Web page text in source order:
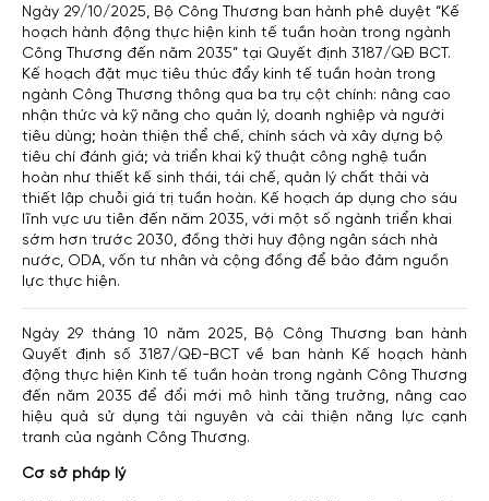
Ngày 29/10/2025, Bộ Công Thương ban hành phê duyệt “Kế
hoạch hành động thực hiện kinh tế tuần hoàn trong ngành
Công Thương đến năm 2035” tại Quyết định 3187/QĐ BCT.
Kế hoạch đặt mục tiêu thúc đẩy kinh tế tuần hoàn trong
ngành Công Thương thông qua ba trụ cột chính: nâng cao
nhận thức và kỹ năng cho quản lý, doanh nghiệp và người
tiêu dùng; hoàn thiện thể chế, chính sách và xây dựng bộ
tiêu chí đánh giá; và triển khai kỹ thuật công nghệ tuần
hoàn như thiết kế sinh thái, tái chế, quản lý chất thải và
thiết lập chuỗi giá trị tuần hoàn. Kế hoạch áp dụng cho sáu
lĩnh vực ưu tiên đến năm 2035, với một số ngành triển khai
sớm hơn trước 2030, đồng thời huy động ngân sách nhà
nước, ODA, vốn tư nhân và cộng đồng để bảo đảm nguồn
lực thực hiện.
Ngày 29 tháng 10 năm 2025, Bộ Công Thương ban hành
Quyết định số 3187/QĐ-BCT về
ban hành Kế hoạch hành
động thực hiện Kinh tế tuần hoàn trong ngành Công Thương
đến năm 2035 để đổi mới mô hình tăng trưởng, nâng cao
hiệu quả sử dụng tài nguyên và cải thiện năng lực cạnh
tranh của ngành Công Thương.
Cơ sở pháp lý